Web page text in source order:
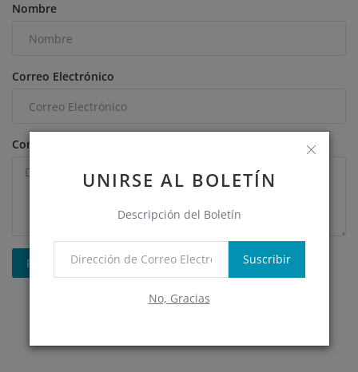
UNIRSE AL BOLETÍN
Descripción del Boletín
Suscribir
No, Gracias
Nombre
Correo Electrónico
Comentario
Publicar Comentario